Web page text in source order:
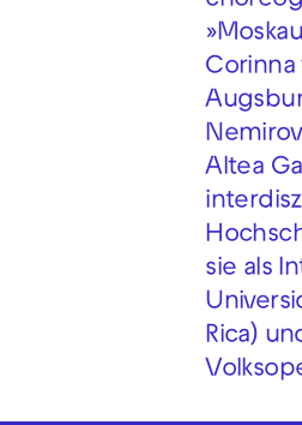
Corinna
Altea
sie als
Rica)